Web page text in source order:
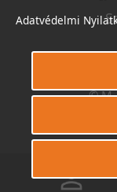
© M-
Adatvédelmi